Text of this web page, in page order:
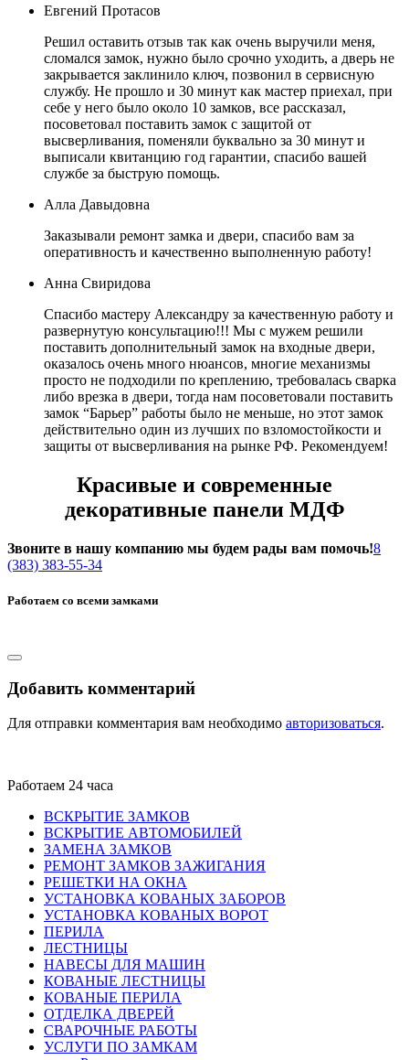
Евгений Протасов
Решил оставить отзыв так как очень выручили меня,
сломался замок, нужно было срочно уходить, а дверь не
закрывается заклинило ключ, позвонил в сервисную
службу. Не прошло и 30 минут как мастер приехал, при
себе у него было около 10 замков, все рассказал,
посоветовал поставить замок с защитой от
высверливания, поменяли буквально за 30 минут и
выписали квитанцию год гарантии, спасибо вашей
службе за быструю помощь.
Алла Давыдовна
Заказывали ремонт замка и двери, спасибо вам за
оперативность и качественно выполненную работу!
Анна Свиридова
Спасибо мастеру Александру за качественную работу и
развернутую консультацию!!! Мы с мужем решили
поставить дополнительный замок на входные двери,
оказалось очень много нюансов, многие механизмы
просто не подходили по креплению, требовалась сварка
либо врезка в двери, тогда нам посоветовали поставить
замок “Барьер” работы было не меньше, но этот замок
действительно один из лучших по взломостойкости и
защиты от высверливания на рынке РФ. Рекомендуем!
Красивые и современные
декоративные панели МДФ
Звоните в нашу компанию мы будем рады вам помочь!8
(383) 383-55-34
Работаем со всеми замками
Добавить комментарий
Для отправки комментария вам необходимо авторизоваться.
Работаем 24 часа
ВСКРЫТИЕ ЗАМКОВ
ВСКРЫТИЕ АВТОМОБИЛЕЙ
ЗАМЕНА ЗАМКОВ
РЕМОНТ ЗАМКОВ ЗАЖИГАНИЯ
РЕШЕТКИ НА ОКНА
УСТАНОВКА КОВАНЫХ ЗАБОРОВ
УСТАНОВКА КОВАНЫХ ВОРОТ
ПЕРИЛА
ЛЕСТНИЦЫ
НАВЕСЫ ДЛЯ МАШИН
КОВАНЫЕ ЛЕСТНИЦЫ
КОВАНЫЕ ПЕРИЛА
ОТДЕЛКА ДВЕРЕЙ
СВАРОЧНЫЕ РАБОТЫ
УСЛУГИ ПО ЗАМКАМ